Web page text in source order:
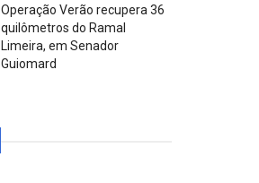
Operação Verão recupera 36
quilômetros do Ramal
Limeira, em Senador
Guiomard